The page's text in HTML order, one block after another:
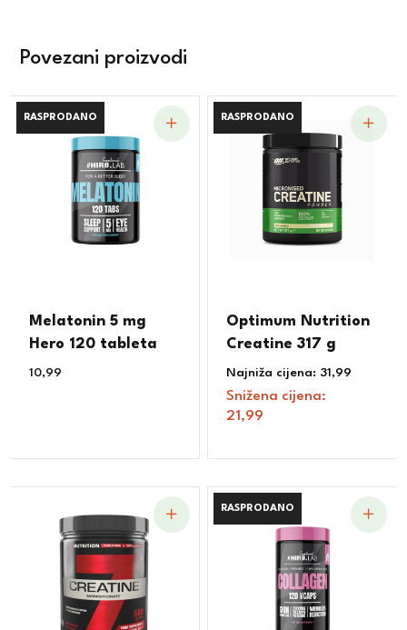
Povezani proizvodi
RASPRODANO
RASPRODANO
Melatonin 5 mg
Hero 120 tableta
10,99
RASPRODANO
RASPRODANO
Optimum Nutrition
Creatine 317 g
Najniža cijena: 31,99
Snižena cijena:
21,99
RASPRODANO
RASPRODANO